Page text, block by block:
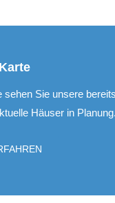
Sie unsere bereits
Häuser in Planung.